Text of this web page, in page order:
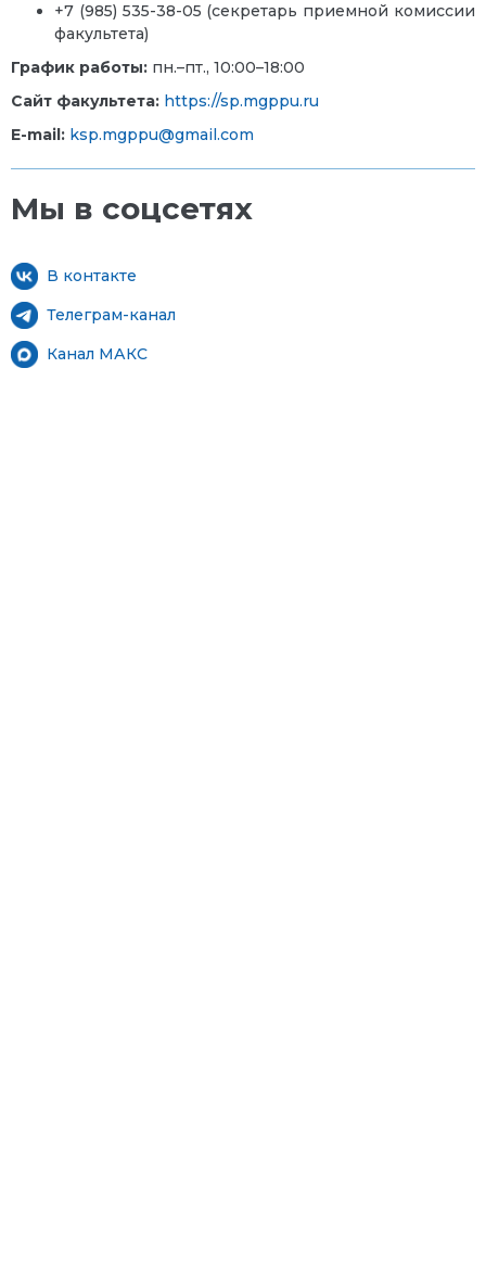
+7 (985) 535-38-05 (секретарь приемной комиссии
факультета)
График работы: пн.–пт., 10:00–18:00
Сайт факультета: https://sp.mgppu.ru
E-mail: ksp.mgppu@gmail.com
Мы в соцсетях
В контакте
Телеграм-канал
Канал МАКС